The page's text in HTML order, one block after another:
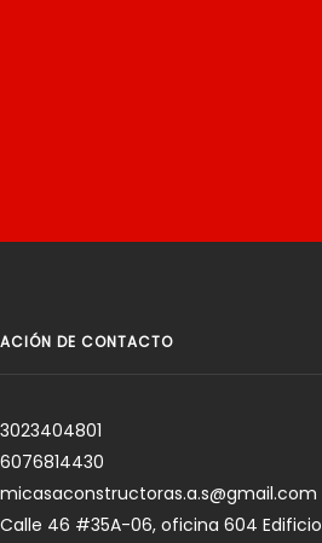
DE CONTACTO
3023404801
6076814430
micasaconstructoras.a.s@gmail.com
Calle 46 #35A-06, oficina 604 Edificio